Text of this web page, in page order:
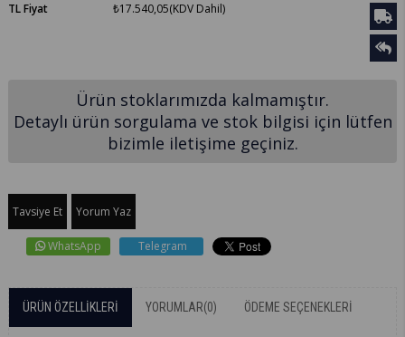
TL Fiyat ₺17.540,05(KDV Dahil)
Ürün stoklarımızda kalmamıştır.
Detaylı ürün sorgulama ve stok bilgisi için lütfen
bizimle iletişime geçiniz.
Tavsiye Et Yorum Yaz
WhatsApp Telegram
ÜRÜN ÖZELLIKLERI YORUMLAR(0) ÖDEME SEÇENEKLERI